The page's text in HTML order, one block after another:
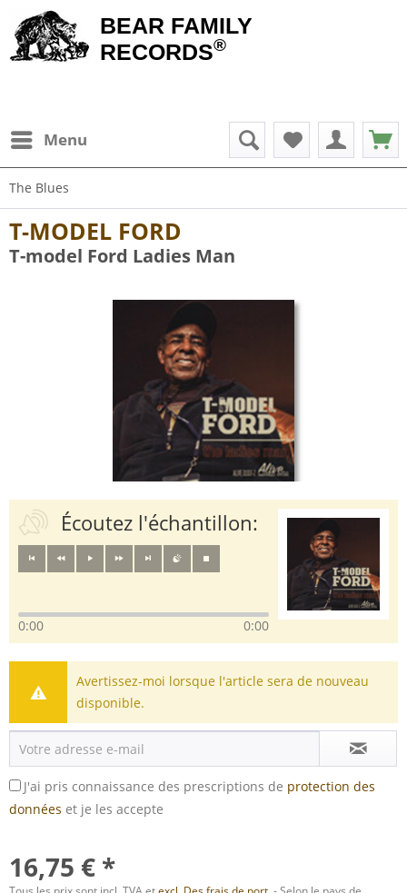
BEAR FAMILY
RECORDS®
Menu
The Blues
T-MODEL FORD
T-model Ford Ladies Man
Écoutez l'échantillon:
0:00 0:00
Avertissez-moi lorsque l'article sera de nouveau
disponible.
J'ai pris connaissance des prescriptions de protection des
données et je les accepte
16,75 € *